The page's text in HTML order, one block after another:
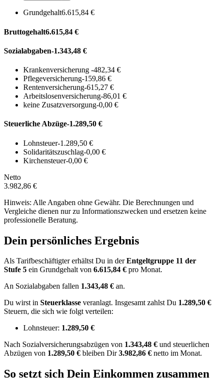
Grundgehalt6.615,84 €
Bruttogehalt6.615,84 €
Sozialabgaben-1.343,48 €
Krankenversicherung -482,34 €
Pflegeversicherung-159,86 €
Rentenversicherung-615,27 €
Arbeitslosenversicherung-86,01 €
keine Zusatzversorgung-0,00 €
Steuerliche Abzüge-1.289,50 €
Lohnsteuer-1.289,50 €
Solidaritätszuschlag-0,00 €
Kirchensteuer-0,00 €
Netto
3.982,86 €
Hinweis: Alle Angaben ohne Gewähr. Die Berechnungen und
Vergleiche dienen nur zu Informationszwecken und ersetzen keine
professionelle Beratung.
Dein persönliches Ergebnis
Als Tarifbeschäftigter erhältst Du in derEntgeltgruppe 11 der
Stufe 5 ein Grundgehalt von 6.615,84 € pro Monat.
An Sozialabgaben fallen 1.343,48 € an.
Du wirst in Steuerklasse veranlagt. Insgesamt zahlst Du 1.289,50 €
Steuern, die sich wie folgt verteilen:
Lohnsteuer: 1.289,50 €
Nach Sozialversicherungsabzügen von 1.343,48 € und steuerlichen
Abzügen von 1.289,50 € bleiben Dir3.982,86 € netto im Monat.
So setzt sich Dein Einkommen zusammen